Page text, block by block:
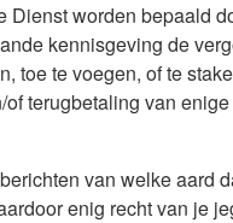
Dienst worden bepaald
kennisgeving de
toe te voegen, of te
terugbetaling van
van welke aard
enig recht van je